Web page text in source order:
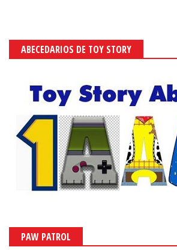
ABECEDARIOS DE TOY STORY
PAW PATROL